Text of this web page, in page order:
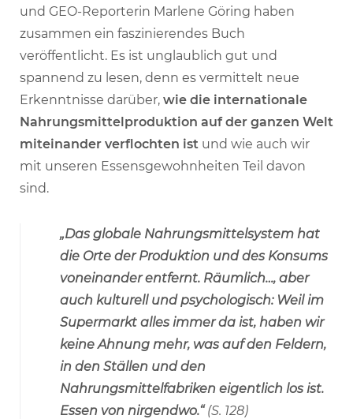
und GEO-Reporterin Marlene Göring haben
zusammen ein faszinierendes Buch
veröffentlicht. Es ist unglaublich gut und
spannend zu lesen, denn es vermittelt neue
Erkenntnisse darüber, wie die internationale
Nahrungsmittelproduktion auf der ganzen Welt
miteinander verflochten ist und wie auch wir
mit unseren Essensgewohnheiten Teil davon
sind.
„Das globale Nahrungsmittelsystem hat
die Orte der Produktion und des Konsums
voneinander entfernt. Räumlich…, aber
auch kulturell und psychologisch: Weil im
Supermarkt alles immer da ist, haben wir
keine Ahnung mehr, was auf den Feldern,
in den Ställen und den
Nahrungsmittelfabriken eigentlich los ist.
Essen von nirgendwo.“ (S. 128)